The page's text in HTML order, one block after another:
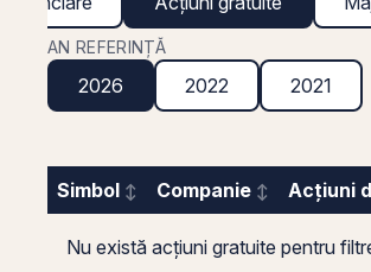
AN REFERINȚĂ
2026 2022 2021
Simbol Companie Acțiuni
Nu există acțiuni gratuite pentru